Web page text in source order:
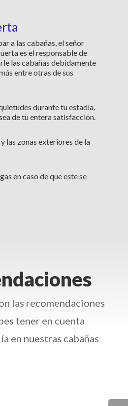
a las cabañas, el señor
es el responsable de
las cabañas debidamente
entre otras de sus
durante tu estadía,
de tu entera satisfacción.
las zonas exteriores de la
en caso de que este se
las recomendaciones
tener en cuenta
en nuestras cabañas